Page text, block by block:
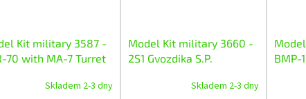
Kit military 3587 -
70 with MA-7 Turret
Skladem 2-3 dny
Model Kit military 3660 -
2S1 Gvozdika S.P.
Skladem 2-3 dny
BMP-